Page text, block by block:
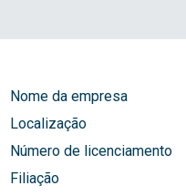
Nome da empresa
Localização
Número de licenciamento
Filiação